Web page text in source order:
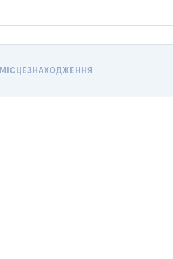
МІСЦЕЗНАХОДЖЕННЯ